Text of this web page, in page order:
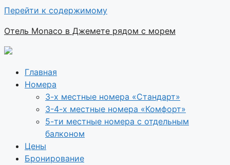
Перейти к содержимому
Отель Monaco в Джемете рядом с морем
Главная
Номера
3-х местные номера «Стандарт»
3-4-х местные номера «Комфорт»
5-ти местные номера с отдельным
балконом
Цены
Бронирование